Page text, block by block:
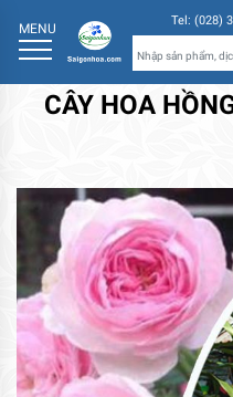
MENU Tel: (028)
CÂY HOA